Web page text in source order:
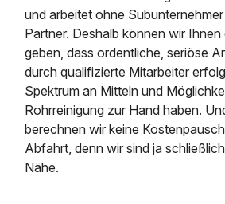
und arbeitet ohne
Partner. Deshalb können wir Ihnen
geben, dass ordentliche, seriöse
durch qualifizierte Mitarbeiter
Spektrum an Mitteln und
Rohrreinigung zur Hand haben.
berechnen wir keine
Abfahrt, denn wir sind ja
Nähe.